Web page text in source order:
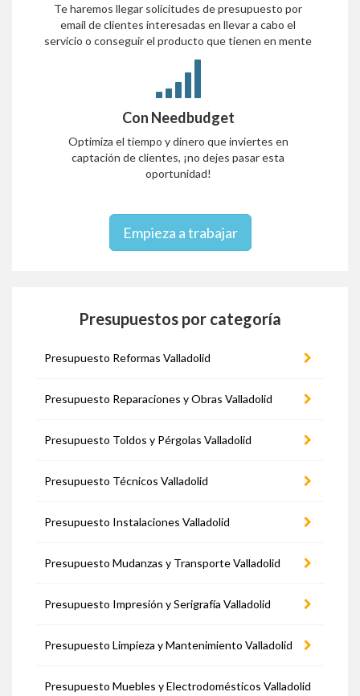
Te haremos llegar solicitudes de presupuesto por
email de clientes interesadas en llevar a cabo el
servicio o conseguir el producto que tienen en mente
Con Needbudget
Optimiza el tiempo y dinero que inviertes en
captación de clientes, ¡no dejes pasar esta
oportunidad!
Empieza a trabajar
Presupuestos por categoría
Presupuesto Reformas Valladolid
Presupuesto Reparaciones y Obras Valladolid
Presupuesto Toldos y Pérgolas Valladolid
Presupuesto Técnicos Valladolid
Presupuesto Instalaciones Valladolid
Presupuesto Mudanzas y Transporte Valladolid
Presupuesto Impresión y Serigrafía Valladolid
Presupuesto Limpieza y Mantenimiento Valladolid
Presupuesto Muebles y Electrodomésticos Valladolid